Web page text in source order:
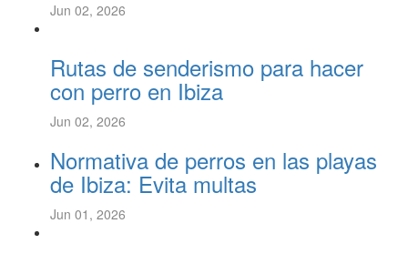
Jun 02, 2026
Rutas de senderismo para hacer
con perro en Ibiza
Jun 02, 2026
Normativa de perros en las playas
de Ibiza: Evita multas
Jun 01, 2026